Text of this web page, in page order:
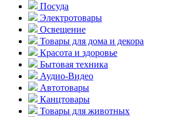
Посуда
Электротовары
Освещение
Товары для дома и декора
Красота и здоровье
Бытовая техника
Аудио-Видео
Автотовары
Канцтовары
Товары для животных